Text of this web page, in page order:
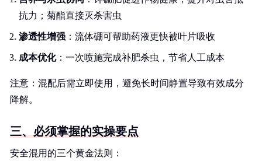
抗力；菊酯直接灭杀害虫
渗透性增强 ：流体硼可帮助药液更快被叶片吸收
成本优化：一次喷施完成补肥杀虫，节省人工成本
注意：混配后需立即使用，避免长时间静置导致有效成分
降解。
三、必须掌握的实操要点
安全混用的三个黄金法则：